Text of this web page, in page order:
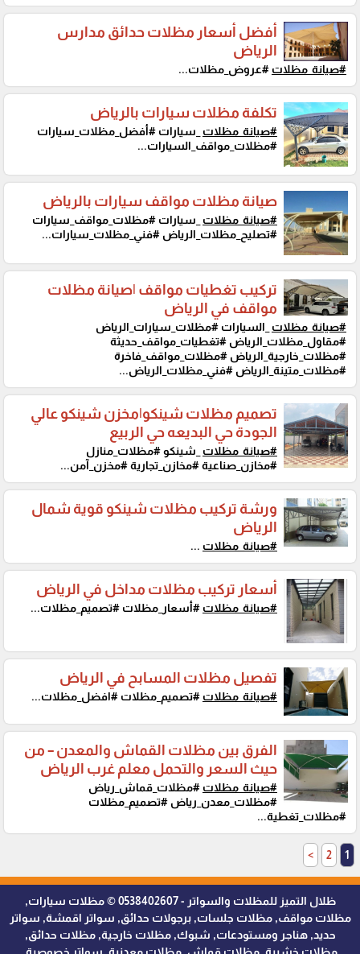
أفضل أسعار مظلات حدائق مدارس
الرياض
#صيانة_مظلات #عروض_مظلات...
تكلفة مظلات سيارات بالرياض
#صيانة_مظلات _سيارات #أفضل_مظلات_سيارات
#مظلات_مواقف_السيارات...
صيانة مظلات مواقف سيارات بالرياض
#صيانة_مظلات _سيارات #مظلات_مواقف_سيارات
#تصليح_مظلات_الرياض #فني_مظلات_سيارات...
تركيب تغطيات مواقف |صيانة مظلات
مواقف في الرياض
#صيانة_مظلات _السيارات #مظلات_سيارات_الرياض
#مقاول_مظلات_الرياض #تغطيات_مواقف_حديثة
#مظلات_خارجية_الرياض #مظلات_مواقف_فاخرة
#مظلات_متينة_الرياض #فني_مظلات_الرياض...
تصميم مظلات شينكو|مخزن شينكو عالي
الجودة حي البديعه حي الربيع
#صيانة_مظلات _شينكو #مظلات_منازل
#مخازن_صناعية #مخازن_تجارية #مخزن_آمن...
ورشة تركيب مظلات شينكو قوية شمال
الرياض
#صيانة_مظلات ...
أسعار تركيب مظلات مداخل في الرياض
#صيانة_مظلات #أسعار_مظلات #تصميم_مظلات...
تفصيل مظلات المسابح في الرياض
#صيانة_مظلات #تصميم_مظلات #افضل_مظلات...
الفرق بين مظلات القماش والمعدن – من
حيث السعر والتحمل معلم غرب الرياض
#صيانة_مظلات #مظلات_قماش_رياض
#مظلات_معدن_رياض #تصميم_مظلات
#مظلات_تغطية...
1
2
>
ظلال التميز للمظلات والسواتر - 0538402607 © مظلات سيارات,
مظلات مواقف, مظلات جلسات, برجولات حدائق, سواتر اقمشة, سواتر
حديد, هناجر ومستودعات, شبوك, مظلات خارجية, مظلات حدائق,